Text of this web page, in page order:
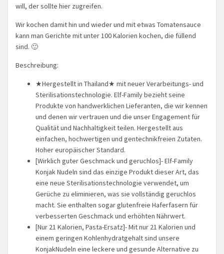
will, der sollte hier zugreifen.
Wir kochen damit hin und wieder und mit etwas Tomatensauce
kann man Gerichte mit unter 100 Kalorien kochen, die füllend
sind. 🙂
Beschreibung:
★Hergestellt in Thailand★ mit neuer Verarbeitungs- und
Sterilisationstechnologie. Elf-Family bezieht seine
Produkte von handwerklichen Lieferanten, die wir kennen
und denen wir vertrauen und die unser Engagement für
Qualität und Nachhaltigkeit teilen. Hergestellt aus
einfachen, hochwertigen und gentechnikfreien Zutaten.
Hoher europäischer Standard.
[Wirklich guter Geschmack und geruchlos]- Elf-Family
Konjak Nudeln sind das einzige Produkt dieser Art, das
eine neue Sterilisationstechnologie verwendet, um
Gerüche zu eliminieren, was sie vollständig geruchlos
macht. Sie enthalten sogar glutenfreie Haferfasern für
verbesserten Geschmack und erhöhten Nährwert.
[Nur 21 Kalorien, Pasta-Ersatz]- Mit nur 21 Kalorien und
einem geringen Kohlenhydratgehalt sind unsere
KonjakNudeln eine leckere und gesunde Alternative zu